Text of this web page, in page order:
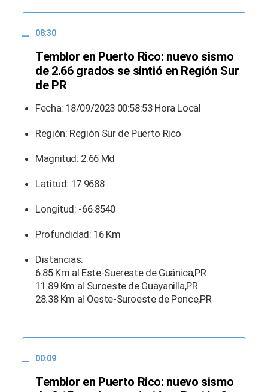
08:30
Temblor en Puerto Rico: nuevo sismo
de 2.66 grados se sintió en Región Sur
de PR
Fecha: 18/09/2023 00:58:53 Hora Local
Región: Región Sur de Puerto Rico
Magnitud: 2.66 Md
Latitud: 17.9688
Longitud: -66.8540
Profundidad: 16 Km
Distancias:
6.85 Km al Este-Suereste de Guánica,PR
11.89 Km al Suroeste de Guayanilla,PR
28.38 Km al Oeste-Suroeste de Ponce,PR
00:09
Temblor en Puerto Rico: nuevo sismo